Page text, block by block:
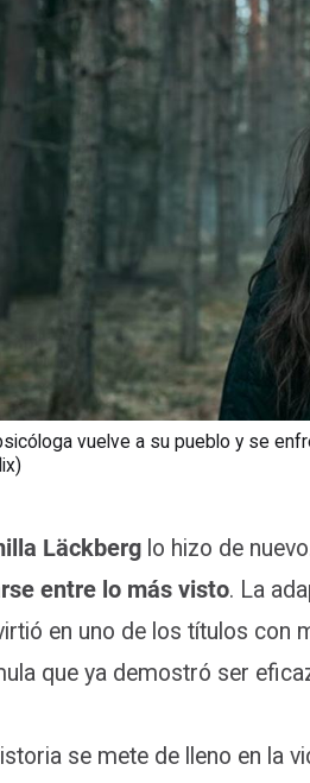
vuelve a su pueblo y se
Läckberglo hizo de
entre lo más visto. La
en uno de los títulos con
que ya demostró ser
se mete de lleno en la